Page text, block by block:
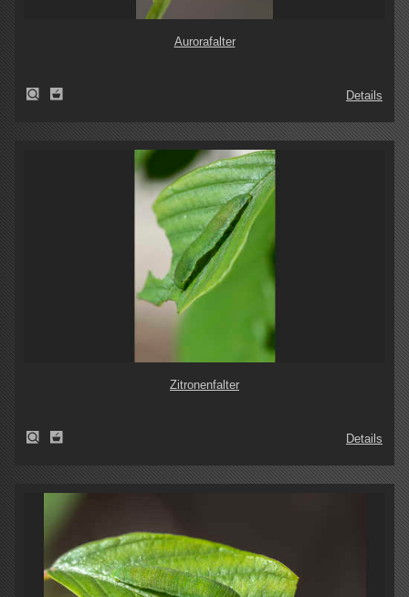
Aurorafalter
Details
Zitronenfalter
Details